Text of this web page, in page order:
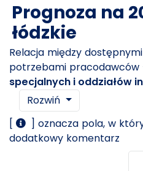
Prognoza na
łódzkie
Relacja między
potrzebami pracodawców
specjalnych i oddziałów
Rozwiń
[
] oznacza pola, w
dodatkowy komentarz